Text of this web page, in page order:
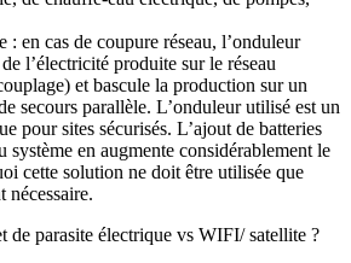
: en cas de coupure réseau, l’onduleur
l’électricité produite sur le réseau
et bascule la production sur un
secours parallèle. L’onduleur utilisé est un
pour sites sécurisés. L’ajout de batteries
système en augmente considérablement le
cette solution ne doit être utilisée que
nécessaire.
de parasite électrique vs WIFI/ satellite ?